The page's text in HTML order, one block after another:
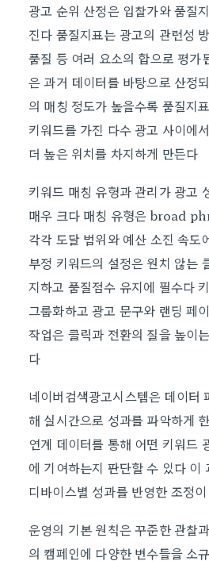
광고 순위 산정은 입찰가와 품질
진다 품질지표는 광고의 관련성
품질 등 여러 요소의 합으로 평가
은 과거 데이터를 바탕으로 산정
의 매칭 정도가 높을수록 품질지
키워드를 가진 다수 광고 사이에
더 높은 위치를 차지하게 만든다
키워드 매칭 유형과 관리가 광고
매우 크다 매칭 유형은 broad
각각 도달 범위와 예산 소진 속도
부정 키워드의 설정은 원치 않는
지하고 품질점수 유지에 필수다
그룹화하고 광고 문구와 랜딩 페
작업은 클릭과 전환의 질을 높이
다
네이버검색광고시스템은 데이터
해 실시간으로 성과를 파악하게
연계 데이터를 통해 어떤 키워드
에 기여하는지 판단할 수 있다 이
디바이스별 성과를 반영한 조정
운영의 기본 원칙은 꾸준한 관찰
의 캠페인에 다양한 변수들을 소